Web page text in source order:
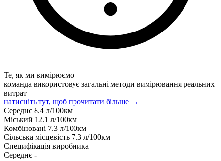
Те, як ми вимірюємо
команда використовує загальні методи вимірювання реальних
витрат
натисніть тут, щоб прочитати більше →
Середнє 8.4 л/100км
Міський 12.1 л/100км
Комбіновані 7.3 л/100км
Сільська місцевість 7.3 л/100км
Специфікація виробника
Середнє -